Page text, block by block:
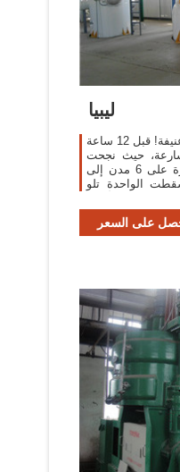
ليبيا
ليبيا.. تطورات ميدانية متسارعة وعنيفة! قبل 12 ساعة
حيث نجحت
قوات حكومة الوفاق في السيطرة على 6 مدن إلى
الواحدة تلو
على السعر